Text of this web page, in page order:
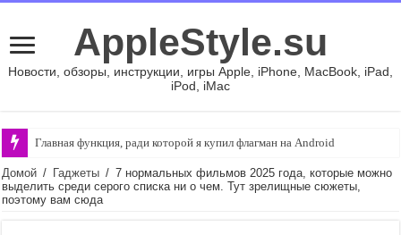
AppleStyle.su
Новости, обзоры, инструкции, игры Apple, iPhone, MacBook, iPad,
iPod, iMac
Главная функция, ради которой я купил флагман на Android
Домой / Гаджеты / 7 нормальных фильмов 2025 года, которые можно
выделить среди серого списка ни о чем. Тут зрелищные сюжеты,
поэтому вам сюда